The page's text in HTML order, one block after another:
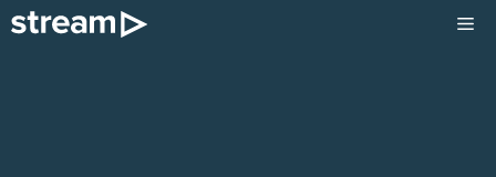
Saltar